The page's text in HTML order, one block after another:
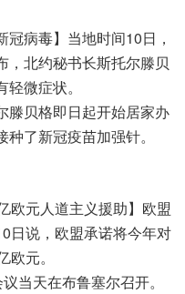
冠病毒】当地时间10日，
，北约秘书长斯托尔滕贝
微症状。
滕贝格即日起开始居家办
了新冠疫苗加强针。
欧元人道主义援助】欧盟
日说，欧盟承诺将今年对
元。
当天在布鲁塞尔召开。